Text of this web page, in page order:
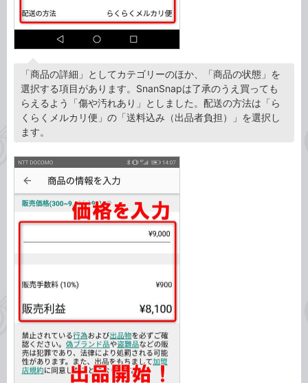
「商品の詳細」としてカテゴリーのほか、「商品の状態」を
選択する項目があります。SnanSnapは了承のうえ買っても
らえるよう「傷や汚れあり」としました。配送の方法は「ら
くらくメルカリ便」の「送料込み（出品者負担）」を選択し
ます。